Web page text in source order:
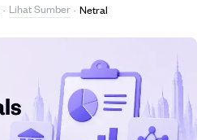
· Lihat Sumber · Netral